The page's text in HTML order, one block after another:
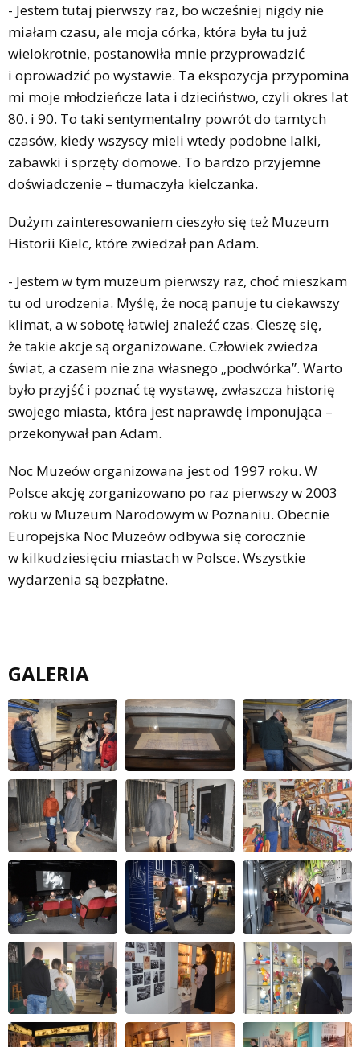
- Jestem tutaj pierwszy raz, bo wcześniej nigdy nie
miałam czasu, ale moja córka, która była tu już
wielokrotnie, postanowiła mnie przyprowadzić
i oprowadzić po wystawie. Ta ekspozycja przypomina
mi moje młodzieńcze lata i dzieciństwo, czyli okres lat
80. i 90. To taki sentymentalny powrót do tamtych
czasów, kiedy wszyscy mieli wtedy podobne lalki,
zabawki i sprzęty domowe. To bardzo przyjemne
doświadczenie – tłumaczyła kielczanka.
Dużym zainteresowaniem cieszyło się też Muzeum
Historii Kielc, które zwiedzał pan Adam.
- Jestem w tym muzeum pierwszy raz, choć mieszkam
tu od urodzenia. Myślę, że nocą panuje tu ciekawszy
klimat, a w sobotę łatwiej znaleźć czas. Cieszę się,
że takie akcje są organizowane. Człowiek zwiedza
świat, a czasem nie zna własnego „podwórka”. Warto
było przyjść i poznać tę wystawę, zwłaszcza historię
swojego miasta, która jest naprawdę imponująca –
przekonywał pan Adam.
Noc Muzeów organizowana jest od 1997 roku. W
Polsce akcję zorganizowano po raz pierwszy w 2003
roku w Muzeum Narodowym w Poznaniu. Obecnie
Europejska Noc Muzeów odbywa się corocznie
w kilkudziesięciu miastach w Polsce. Wszystkie
wydarzenia są bezpłatne.
GALERIA